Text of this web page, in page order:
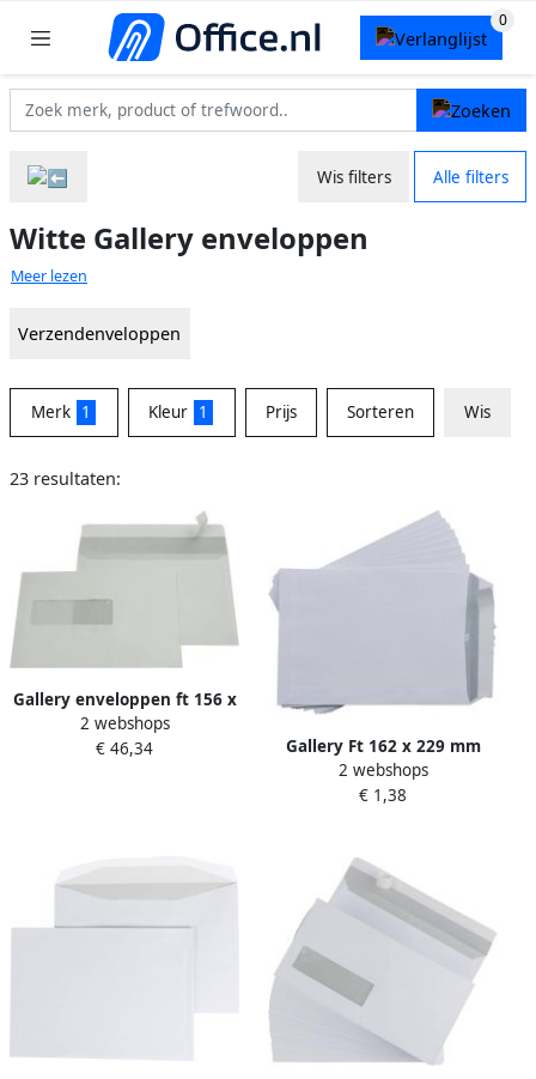
Wis filters Alle filters
Witte Gallery enveloppen
Meer lezen
Verzendenveloppen
Merk 1 Kleur 1 Prijs Sorteren Wis
23 resultaten:
Gallery enveloppen ft 156 x
220 mm venster links
stripsluiting binnenzijde
2 webshops
€ 46,34
Gallery Ft 162 x 229 mm
met strip pak van 10 stuks
50 stuks
2 webshops
€ 1,38